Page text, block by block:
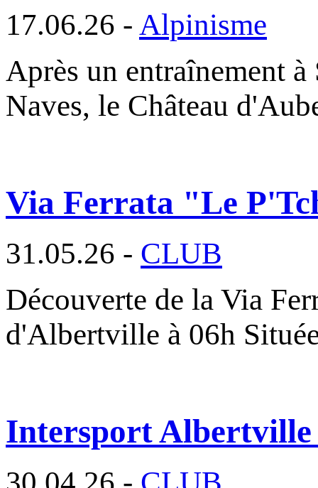
17.06.26 - Alpinisme
Après un entraînement
Naves, le Château
Via Ferrata "Le
31.05.26 - CLUB
Découverte de la Via
d'Albertville à 06h
Intersport Albertville